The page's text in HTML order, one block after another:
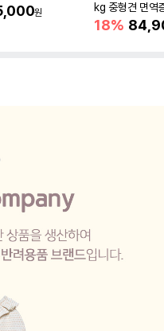
원
kg 중형견 면역
18%